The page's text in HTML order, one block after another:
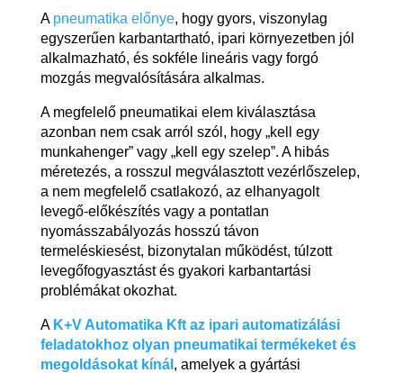
A pneumatika előnye, hogy gyors, viszonylag
egyszerűen karbantartható, ipari környezetben jól
alkalmazható, és sokféle lineáris vagy forgó
mozgás megvalósítására alkalmas.
A megfelelő pneumatikai elem kiválasztása
azonban nem csak arról szól, hogy „kell egy
munkahenger” vagy „kell egy szelep”. A hibás
méretezés, a rosszul megválasztott vezérlőszelep,
a nem megfelelő csatlakozó, az elhanyagolt
levegő-előkészítés vagy a pontatlan
nyomásszabályozás hosszú távon
termeléskiesést, bizonytalan működést, túlzott
levegőfogyasztást és gyakori karbantartási
problémákat okozhat.
A K+V Automatika Kft az ipari automatizálási
feladatokhoz olyan pneumatikai termékeket és
megoldásokat kínál , amelyek a gyártási